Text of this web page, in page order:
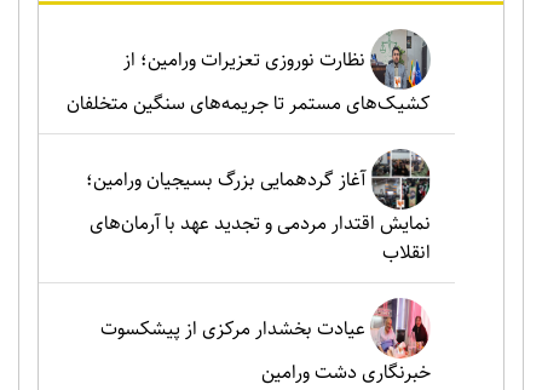
نظارت نوروزی تعزیرات ورامین؛ از
کشیک‌های مستمر تا جریمه‌های سنگین متخلفان
آغاز گردهمایی بزرگ بسیجیان ورامین؛
نمایش اقتدار مردمی و تجدید عهد با آرمان‌های
انقلاب
عیادت بخشدار مرکزی از پیشکسوت
خبرنگاری دشت ورامین